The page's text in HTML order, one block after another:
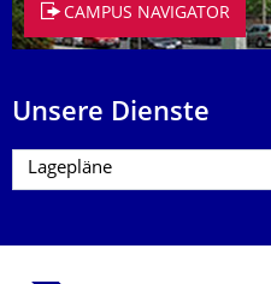
CAMPUS NAVIGATOR
Unsere Dienste